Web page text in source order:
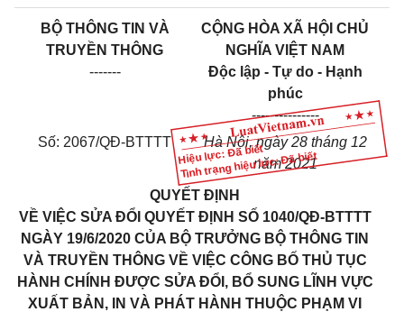
Hiệu lực: Đã biết
Tình trạng hiệu lực: Đã biết
BỘ THÔNG TIN VÀ
TRUYỀN THÔNG
-------
CỘNG HÒA XÃ HỘI CHỦ
NGHĨA VIỆT NAM
Độc lập - Tự do - Hạnh
phúc
---------------
Số: 2067/QĐ-BTTTT
Hà Nội, ngày 28 tháng 12
năm 2021
QUYẾT ĐỊNH
VỀ VIỆC SỬA ĐỔI QUYẾT ĐỊNH SỐ 1040/QĐ-BTTTT
NGÀY 19/6/2020 CỦA BỘ TRƯỞNG BỘ THÔNG TIN
VÀ TRUYỀN THÔNG VỀ VIỆC CÔNG BỐ THỦ TỤC
HÀNH CHÍNH ĐƯỢC SỬA ĐỔI, BỔ SUNG LĨNH VỰC
XUẤT BẢN, IN VÀ PHÁT HÀNH THUỘC PHẠM VI